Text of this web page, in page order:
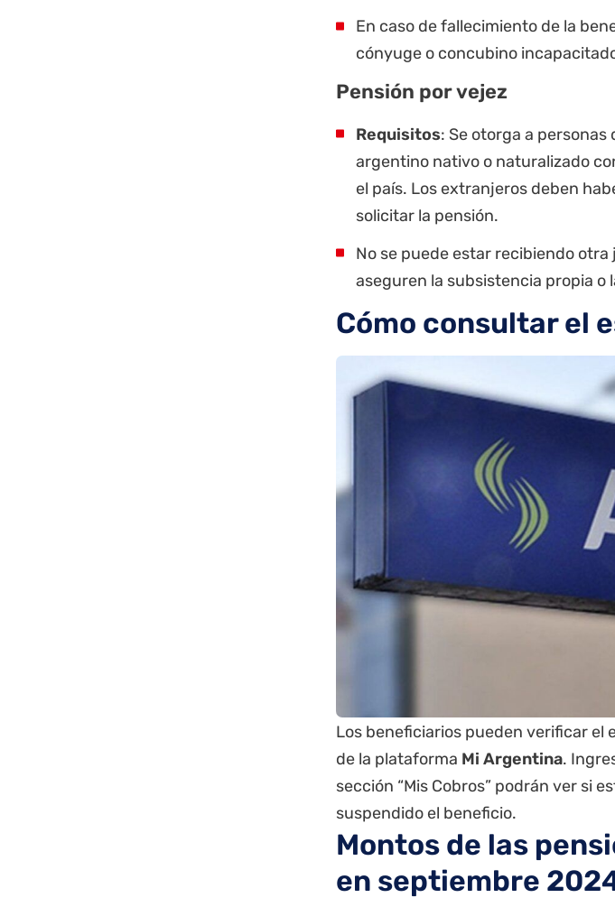
En caso de fallecimiento de la
cónyuge o concubino
Pensión por vejez
Requisitos: Se otorga a personas
argentino nativo o naturalizado
el país. Los extranjeros deben
solicitar la pensión.
No se puede estar recibiendo
aseguren la subsistencia propia o
Cómo consultar el
Los beneficiarios pueden verificar el
de la plataforma Mi Argentina.
sección “Mis Cobros” podrán ver si
suspendido el beneficio.
Montos de las
en septiembre